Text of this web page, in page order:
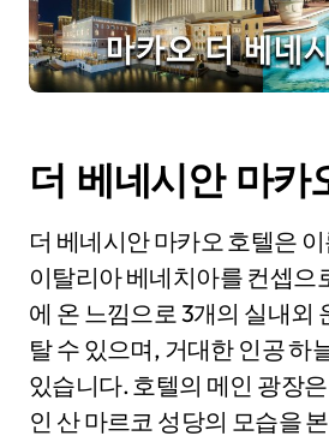
더 베네시안 마카
더 베네시안 마카오 호텔은 이름에서 알수있듯
이탈리아 베네치아를 컨셉으
에 온 느낌으로 3개의 실내외
탈 수 있으며, 거대한 인공 하
있습니다. 호텔의 메인 광장
인 산 마르코 성당의 모습을